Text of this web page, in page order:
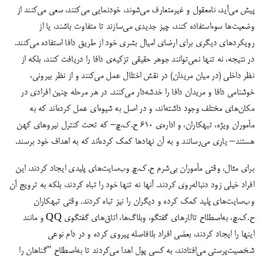
پیش می‌آید، نامعقول و غیرمتعارف می‌شوند، خودنمایی می‌کنند، سعی می‌کنند از
وضعیت‌ها سوءاستفاده کنند، چیز جدیدی می‌سازند تا متفاوت باشند، یا از
رویکردهای دیگری برای ارضای امیال بشری خود از طریق دافا استفاده می‌کنند.
در نتیجه، نه تنها نمی‌توانند جوهر حقیقی تزکیه‌ی دافا را دریافت کنند، بلکه از
نظر داخلی (در میان مریدان) در نقش اختلال عمل می‌کنند و از نظر بیرونی،
خوشنامی دافا و مریدان دافا را خدشه‌دار می‌کنند. در هر مرحله چنین افرادی در
مکان‌های مختلف وجود داشته‌اند، و در اصل به شیوه‌ای عمل کرده‌اند که به
مأموران ویژه، تبهکاران، و اداره‌ی ۶۱۰ ح.ک.چ– که تحت کنترل نیروهای کهن
هستند– یاری می‌رسانند و به آن نهادها کمک کرده‌اند که به اهداف خود برسند.
برای مثال، وقتی مأموران بی‌شرم ح.ک.چ وب‌سایت‌های پلیدی ایجاد کردند، این
افراد خیلی زود دنباله‌روی کردند. آنها نه تنها خود را تباه کردند، بلکه به ترویج آن
وب‌سایت‌های پلید کمک کرده و دیگران را نیز تباه کردند. وقتی تبهکاران
ح.ک.چ، به‌اصطلاح تالارهای گفتگو، وبلاگ‌ها، اتاق‌های گفتگوی QQ و مانند
اینها را ایجاد کردند، بعضی افراد بلافاصله پیروی کرده و در دام نوعی
شخصیت‌پرستی می‌افتادند، به کسی پول اهدا می‌کردند تا به‌اصطلاح "گناهان را